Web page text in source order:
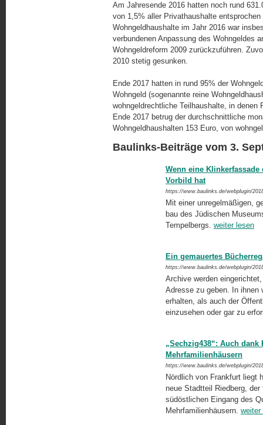
Am Jahresende 2016 hatten noch rund
von 1,5% aller Privathaushalte
Wohngeldhaushalte im Jahr 2016 war
verbundenen Anpassung des Wohngeldes
Wohngeldreform 2009 zurückzuführen.
2010 stetig gesunken.
Ende 2017 hatten in rund 95% der
Wohngeld (sogenannte reine
wohngeldrechtliche Teilhaushalte, in denen
Ende 2017 betrug der durchschnittliche
Wohngeldhaushalten 153 Euro, von
Baulinks-Beiträge vom 3.
Wenn eine
Vorbild hat
https://www.baulinks.de/webplugin/
Mit einer unregelmäßigen,
bau des Jüdischen
Tempelbergs. weiter lesen
Ein gemauertes
https://www.baulinks.de/webplugin/
Archive werden
Adresse zu geben. In ihnen
erhalten, als auch der
einzusehen oder gar zu
„Sechzig438“: Auch
Mehrfamilienhäusern
https://www.baulinks.de/webplugin/
Nördlich von Frankfurt liegt
neue Stadtteil Riedberg,
südöstlichen Eingang des
Mehrfamilienhäusern. weiter